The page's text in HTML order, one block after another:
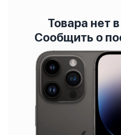
Товара нет
Сообщить о